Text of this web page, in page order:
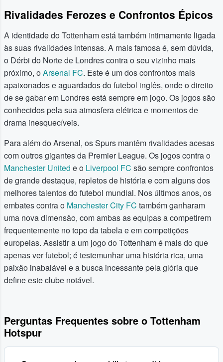
Rivalidades Ferozes e Confrontos Épicos
A identidade do Tottenham está também intimamente ligada
às suas rivalidades intensas. A mais famosa é, sem dúvida,
o Dérbi do Norte de Londres contra o seu vizinho mais
próximo, oArsenal FC. Este é um dos confrontos mais
apaixonados e aguardados do futebol inglês, onde o direito
de se gabar em Londres está sempre em jogo. Os jogos são
conhecidos pela sua atmosfera elétrica e momentos de
drama inesquecíveis.
Para além do Arsenal, os Spurs mantêm rivalidades acesas
com outros gigantes da Premier League. Os jogos contra o
Manchester United e o Liverpool FC são sempre confrontos
de grande destaque, repletos de história e com alguns dos
melhores talentos do futebol mundial. Nos últimos anos, os
embates contra o Manchester City FC também ganharam
uma nova dimensão, com ambas as equipas a competirem
frequentemente no topo da tabela e em competições
europeias. Assistir a um jogo do Tottenham é mais do que
apenas ver futebol; é testemunhar uma história rica, uma
paixão inabalável e a busca incessante pela glória que
define este clube notável.
Perguntas Frequentes sobre o Tottenham
Hotspur